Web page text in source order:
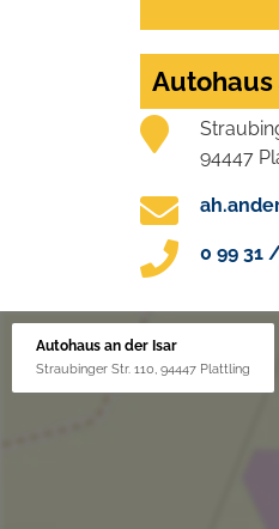
Autohaus
94447
0 99 31
Autohaus an der Isar
Straubinger Str. 110, 94447 Plattling